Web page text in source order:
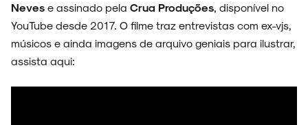
Neves e assinado pela Crua Produções, disponível no
YouTube desde 2017. O filme traz entrevistas com ex-vjs,
músicos e ainda imagens de arquivo geniais para ilustrar,
assista aqui: